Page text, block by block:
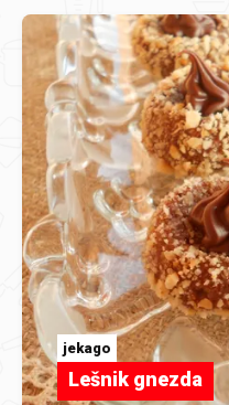
jekago
Lešnik gnezda